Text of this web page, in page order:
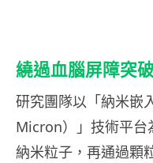
繞過血腦屏障突
研究團隊以「納米嵌
Micron）」技術平台
納米粒子，再通過顆